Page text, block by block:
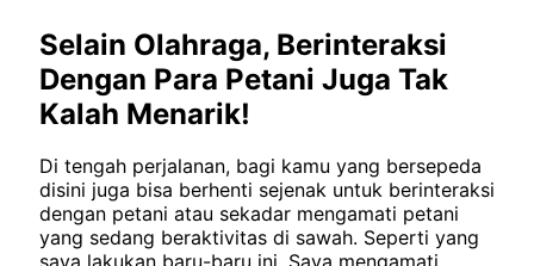
Selain Olahraga, Berinteraksi
Dengan Para Petani Juga Tak
Kalah Menarik!
Di tengah perjalanan, bagi kamu yang bersepeda
disini juga bisa berhenti sejenak untuk berinteraksi
dengan petani atau sekadar mengamati petani
yang sedang beraktivitas di sawah. Seperti yang